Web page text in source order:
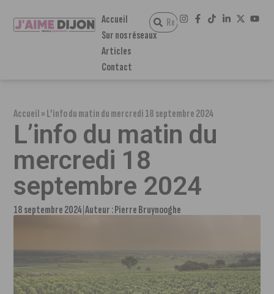
Accueil
Sur nos réseaux
Articles
Contact
Accueil»L’info du matin du mercredi 18 septembre 2024
L’info du matin du
mercredi 18
septembre 2024
18 septembre 2024 Auteur :Pierre Bruynooghe